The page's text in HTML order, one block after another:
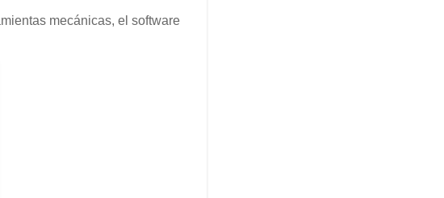
mecánicas, el software